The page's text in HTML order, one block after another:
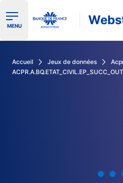
Ouvrir le menu de navigation
MENU
Accueil Jeux de données